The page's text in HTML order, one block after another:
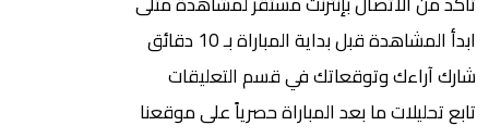
ابدأ المشاهدة قبل بداية المباراة بـ 10 دقائق
شارك آراءك وتوقعاتك في قسم التعليقات
تابع تحليلات ما بعد المباراة حصرياً على موقعنا